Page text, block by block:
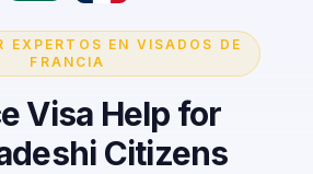
EXPERTOS EN VISADOS DE
FRANCIA
Visa Help for
Citizens